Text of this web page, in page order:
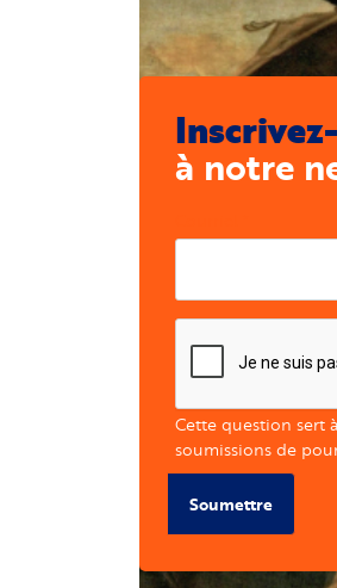
à notre
Cette question sert
soumissions de
Soumettre